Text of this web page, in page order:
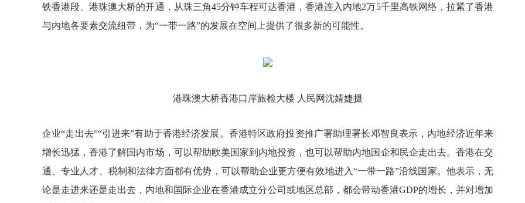
铁香港段、港珠澳大桥的开通，从珠三角45分钟车程可达香港，香港连入内地2万5千里高铁网络，拉紧了香港
与内地各要素交流纽带，为“一带一路”的发展在空间上提供了很多新的可能性。
港珠澳大桥香港口岸旅检大楼 人民网沈婧婕摄
企业“走出去”“引进来”有助于香港经济发展。香港特区政府投资推广署助理署长邓智良表示，内地经济近年来
增长迅猛，香港了解国内市场，可以帮助欧美国家到内地投资，也可以帮助内地国企和民企走出去。香港在交
通、专业人才、税制和法律方面都有优势，可以帮助企业更方便有效地进入“一带一路”沿线国家。他表示，无
论是走进来还是走出去，内地和国际企业在香港成立分公司或地区总部，都会带动香港GDP的增长，并对增加